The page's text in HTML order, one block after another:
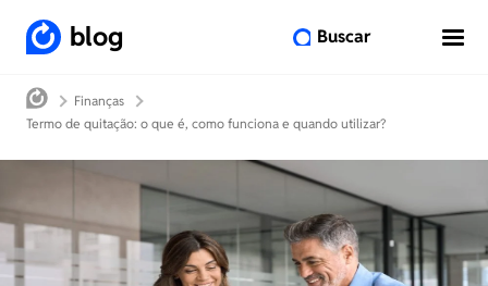
blog Buscar
Finanças
Termo de quitação: o que é, como funciona e quando utilizar?